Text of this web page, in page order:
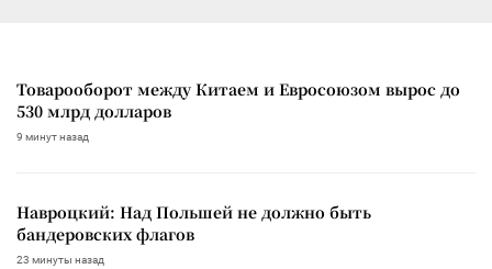
Товарооборот между Китаем и Евросоюзом вырос до
530 млрд долларов
9 минут назад
Навроцкий: Над Польшей не должно быть
бандеровских флагов
23 минуты назад